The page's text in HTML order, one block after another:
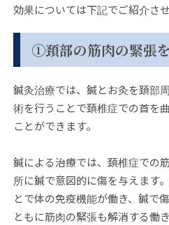
効果については下記でご紹介さ
①頚部の筋肉の緊張
鍼灸治療では、鍼とお灸を頚部
術を行うことで頚椎症での首を
ことができます。
鍼による治療では、頚椎症での
所に鍼で意図的に傷を与えます
とで体の免疫機能が働き、鍼で
ともに筋肉の緊張も解消する働